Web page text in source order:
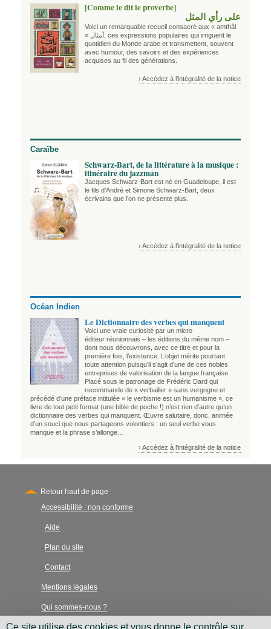
[Comme le dit le proverbe]
على رأي المثل
Voici un remarquable recueil consacré aux « amthâl
» أمثال , ces expressions populaires qui irriguent le
quotidien du Monde arabe et transmettent, souvent
avec humour, des savoirs et des expériences
acquises au fil des générations.
› Accédez à l'intégralité de la notice
Caraïbe
Schwarz-Bart, de la littérature à la musique :
itinéraire du jazzman
Jacques Schwarz-Bart est né en Guadeloupe, il est
le fils d’André et Simone Schwarz-Bart, deux
écrivains que l’on ne présente plus.
› Accédez à l'intégralité de la notice
Océan Indien
Le Dictionnaire des verbes qui manquent
Voici une vraie curiosité par un micro
éditeur réunionnais – les éditions du même nom –
dont nous découvrons, avec ce titre et pour la
première fois, l’existence. L’objet mérite pourtant
toute attention puisqu’il s’agit d’une de ces nobles
entreprises de valorisation de la langue française.
Placé sous le patronage de Frédéric Dard qui
recommande de « verbailler » sans vergogne et
précédé d’une préface intitulée « le verbisme est un humanisme », ce
livre de tout petit format (une bible de poche !) n’est rien d’autre qu’un
dictionnaire des verbes qui manquent. Œuvre salutaire, donc, animée
d’un souci que nous partageons volontiers : un seul verbe vous
manque et la phrase s’allonge…
› Accédez à l'intégralité de la notice
Retour haut de page
Secondary
Accessibilité : non conforme
- Aide
- Plan du site
- Contact
Mentions légales
Qui sommes-nous ?
Ce site utilise des cookies et vous donne le contrôle sur